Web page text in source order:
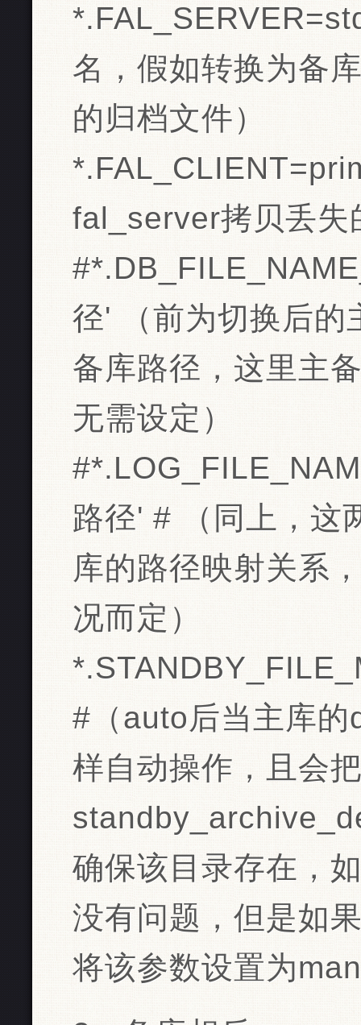
名，假如转换为备
的归档文件）
fal_server拷贝丢失
径' （前为切换后的
备库路径，这里主
无需设定）
路径' # （同上，这
库的路径映射关系
况而定）
#（auto后当主库
样自动操作，且会
确保该目录存在，
没有问题，但是如
将该参数设置为